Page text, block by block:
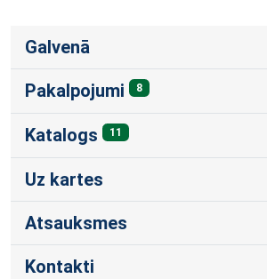
Galvenā
Pakalpojumi 8
Katalogs 11
Uz kartes
Atsauksmes
Kontakti